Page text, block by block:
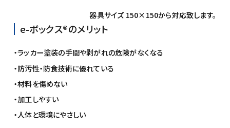
e-ボックス®のメリット
ラッカー塗装の手間や剥がれの危険がなくなる
防汚性・防食技術に優れている
材料を傷めない
加工しやすい
人体と環境にやさしい
器具サイズ 150×150から対応致します。